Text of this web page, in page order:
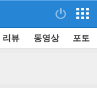
리뷰 동영상 포토